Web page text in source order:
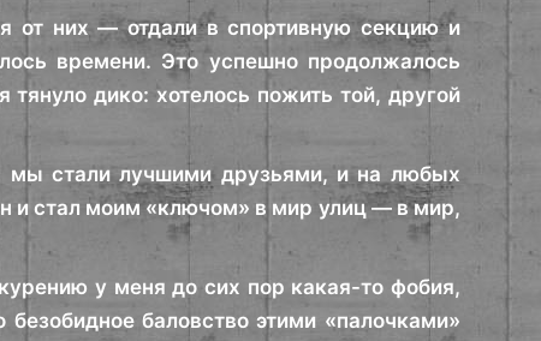
от них — отдали в спортивную секцию и
времени. Это успешно продолжалось
дико: хотелось пожить той, другой
мы стали лучшими друзьями, и на любых
и стал моим «ключом» в мир улиц — в мир,
у меня до сих пор какая-то фобия,
баловство этими «палочками»